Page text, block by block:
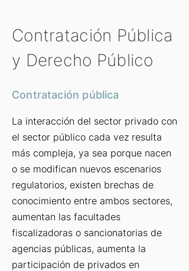
Contratación Pública
y Derecho Público
Contratación pública
La interacción del sector privado con
el sector público cada vez resulta
más compleja, ya sea porque nacen
o se modifican nuevos escenarios
regulatorios, existen brechas de
conocimiento entre ambos sectores,
aumentan las facultades
fiscalizadoras o sancionatorias de
agencias públicas, aumenta la
participación de privados en